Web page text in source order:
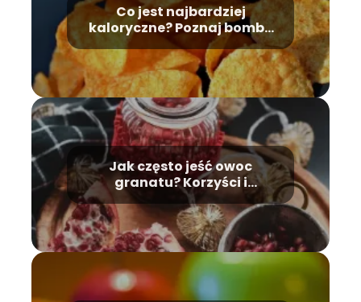
Co jest najbardziej
kaloryczne? Poznaj bomby
kaloryczne
Jak często jeść owoc
granatu? Korzyści i
właściwości owocu